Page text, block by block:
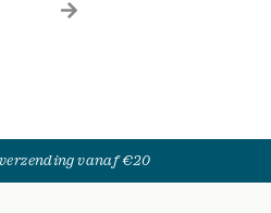
vanaf €20